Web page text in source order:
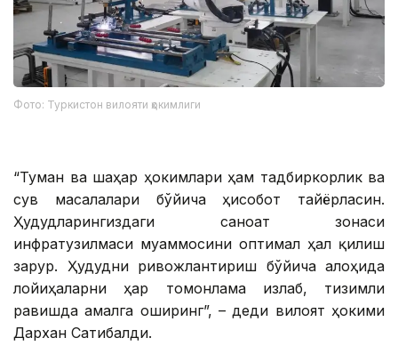
Фото: Туркистон вилояти ҳокимлиги
“Туман ва шаҳар ҳокимлари ҳам тадбиркорлик ва
сув масалалари бўйича ҳисобот тайёрласин.
Ҳудудларингиздаги саноат зонаси
инфратузилмаси муаммосини оптимал ҳал қилиш
зарур. Ҳудудни ривожлантириш бўйича алоҳида
лойиҳаларни ҳар томонлама излаб, тизимли
равишда амалга оширинг”, – деди вилоят ҳокими
Дархан Сатибалди.